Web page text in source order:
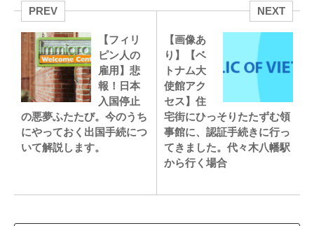
PREV
【フィリ
ピン人の
雇用】悲
報！日本
入国停止
の悪夢ふたたび。今のうち
にやっておく出国手続につ
いて解説します。
NEXT
【画像あ
り】【ベ
トナム大
使館アク
セス】住
宅街にひっそりたたずむ領
事館に、認証手続きに行っ
てきました。代々木八幡駅
から行く場合